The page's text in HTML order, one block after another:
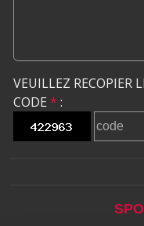
VEUILLEZ RECOPIER
CODE * :